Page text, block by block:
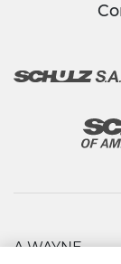
A WAYNE